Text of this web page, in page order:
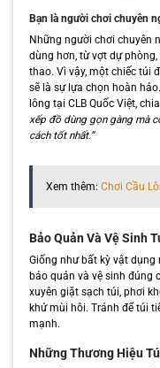
Bạn là người chơi chuyên
Những người chơi chuyên
dùng hơn, từ vợt dự
thao. Vì vậy, một chiếc túi
sẽ là sự lựa chọn hoàn
lông tại CLB Quốc Việt,
xếp đồ dùng gọn gàng mà
cách tốt nhất.”
Xem thêm: Chơi Cầu
Bảo Quản Và Vệ Sinh
Giống như bất kỳ vật dụng
bảo quản và vệ sinh đúng
xuyên giặt sạch túi, phơi
khử mùi hôi. Tránh để túi
mạnh.
Những Thương Hiệu